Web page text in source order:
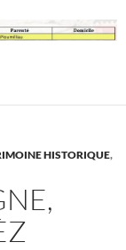
HISTORIQUE,